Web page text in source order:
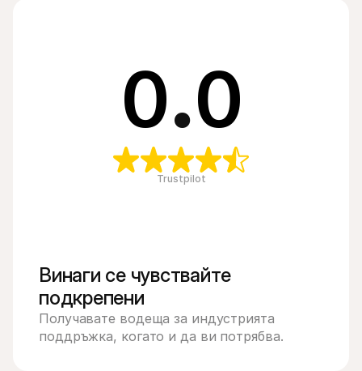
0.0
Trustpilot
Винаги се чувствайте
подкрепени
Получавате водеща за индустрията
поддръжка, когато и да ви потрябва.